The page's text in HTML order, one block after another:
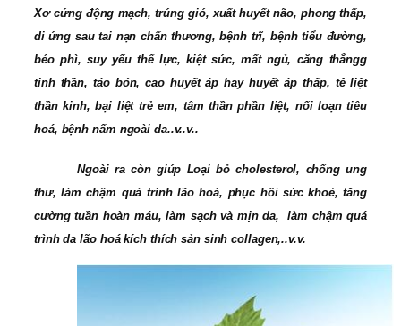
Xơ cứng động mạch, trúng gió, xuất huyết não, phong thấp,
di ứng sau tai nạn chấn thương, bệnh trĩ, bệnh tiểu đường,
béo phì, suy yếu thể lực, kiệt sức, mất ngủ, căng thẳngg
tinh thần, táo bón, cao huyết áp hay huyết áp thấp, tê liệt
thần kinh, bại liệt trẻ em, tâm thần phần liệt, nối loạn tiêu
hoá, bệnh nấm ngoài da..v..v..
Ngoài ra còn giúp Loại bỏ cholesterol, chống ung
thư, làm chậm quá trình lão hoá, phục hồi sức khoẻ, tăng
cường tuần hoàn máu, làm sạch và mịn da, làm chậm quá
trình da lão hoá kích thích sản sinh collagen,..v.v.